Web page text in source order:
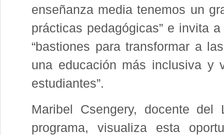
enseñanza media tenemos un
prácticas pedagógicas” e invita
“bastiones para transformar a
una educación más inclusiva y
estudiantes”.
Maribel Csengery, docente del
programa, visualiza esta